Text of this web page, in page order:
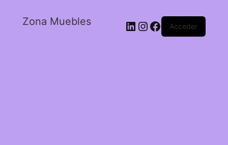
Zona Muebles Acceder